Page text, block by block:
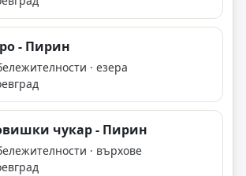
- Пирин
· езера
чукар - Пирин
· върхове